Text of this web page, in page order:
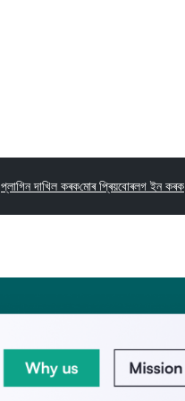
প্লাগিন দাখিল কৰকমোৰ প্ৰিয়বোৰলগ ইন কৰক